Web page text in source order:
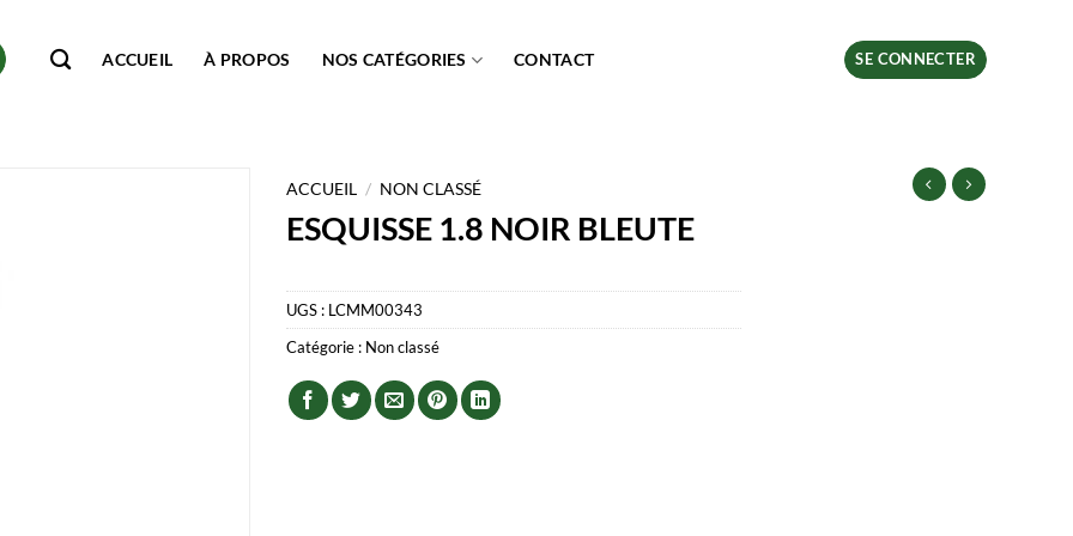
ACCUEIL À PROPOS NOS CATÉGORIES CONTACT SE CONNECTER
ACCUEIL / NON CLASSÉ
ESQUISSE 1.8 NOIR BLEUTE
UGS : LCMM00343
Catégorie : Non classé